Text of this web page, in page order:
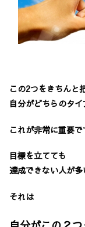
この2つをきちんと
自分がどちらのタイ
これが非常に重要で
目標を立てても
達成できない人が多
それは